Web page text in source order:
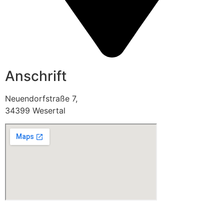
Anschrift
Neuendorfstraße 7,
34399 Wesertal